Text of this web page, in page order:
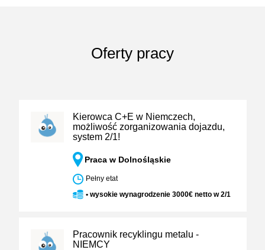
Oferty pracy
Kierowca C+E w Niemczech,
możliwość zorganizowania dojazdu,
system 2/1!
Praca w Dolnośląskie
Pełny etat
• wysokie wynagrodzenie 3000€ netto w 2/1
Pracownik recyklingu metalu -
NIEMCY